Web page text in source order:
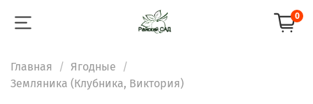
0
Главная
Ягодные
Земляника (Клубника, Виктория)